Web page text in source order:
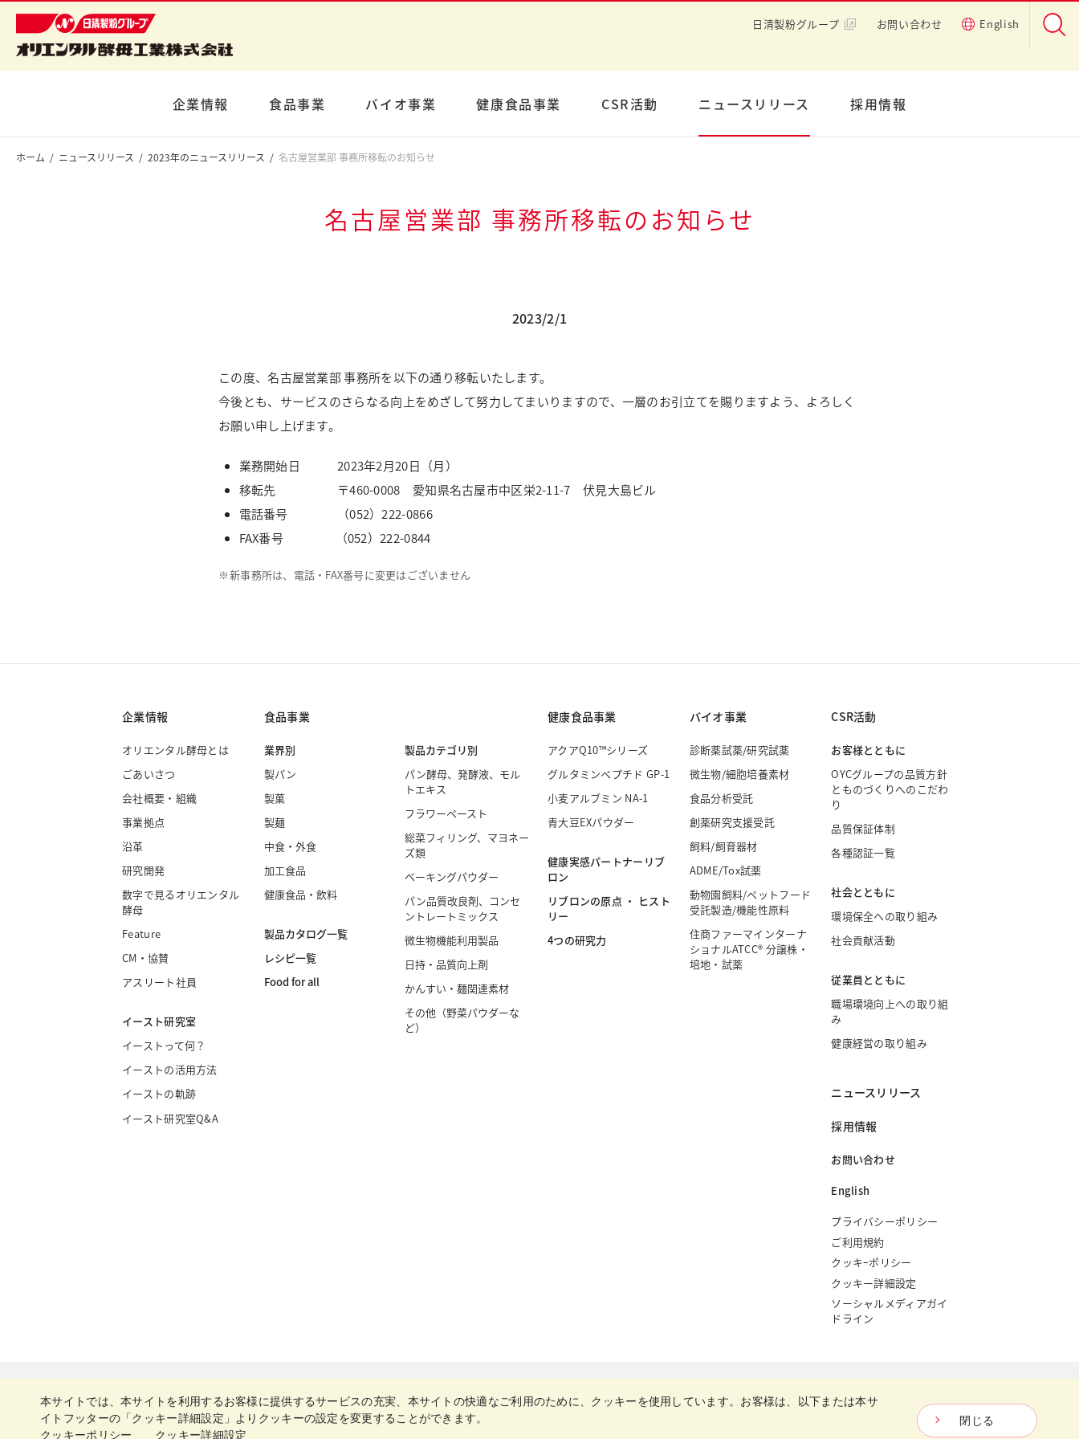
お問い合わせ English
日清製粉グループ
企業情報 食品事業 バイオ事業 健康食品事業 CSR活動 ニュースリリース 採用情報
ホーム ニュースリリース 2023年のニュースリリース 名古屋営業部 事務所移転のお知らせ
名古屋営業部 事務所移転のお知らせ
2023/2/1
この度、名古屋営業部 事務所を以下の通り移転いたします。
今後とも、サービスのさらなる向上をめざして努力してまいりますので、一層のお引立てを賜りますよう、よろしく
お願い申し上げます。
業務開始日 2023年2月20日（月）
移転先 〒460-0008 愛知県名古屋市中区栄2-11-7 伏見大島ビル
電話番号 （052）222-0866
FAX番号 （052）222-0844
※新事務所は、電話・FAX番号に変更はございません
企業情報
オリエンタル酵母とは
ごあいさつ
会社概要・組織
事業拠点
沿革
研究開発
数字で見るオリエンタル
酵母
Feature
CM・協賛
アスリート社員
イースト研究室
イーストって何？
イーストの活用方法
イーストの軌跡
イースト研究室Q&A
食品事業
業界別
製パン
製菓
製麺
中食・外食
加工食品
健康食品・飲料
製品カタログ一覧
レシピ一覧
Food for all
製品カテゴリ別
パン酵母、発酵液、モル
トエキス
フラワーペースト
総菜フィリング、マヨネー
ズ類
ベーキングパウダー
パン品質改良剤、コンセ
ントレートミックス
微生物機能利用製品
日持・品質向上剤
かんすい・麺関連素材
その他（野菜パウダーな
ど）
健康食品事業
アクアQ10™シリーズ
グルタミンペプチド GP-1
小麦アルブミン NA-1
青大豆EXパウダー
健康実感パートナーリブ
ロン
リブロンの原点 ・ ヒスト
リー
4つの研究力
バイオ事業
診断薬試薬/研究試薬
微生物/細胞培養素材
食品分析受託
創薬研究支援受託
飼料/飼育器材
ADME/Tox試薬
動物園飼料/ペットフード
受託製造/機能性原料
住商ファーマインターナ
ショナルATCC® 分譲株・
培地・試薬
CSR活動
お客様とともに
OYCグループの品質方針
とものづくりへのこだわ
り
品質保証体制
各種認証一覧
社会とともに
環境保全への取り組み
社会貢献活動
従業員とともに
職場環境向上への取り組
み
健康経営の取り組み
ニュースリリース
採用情報
お問い合わせ
English
プライバシーポリシー
ご利用規約
クッキｰポリシー
クッキー詳細設定
ソーシャルメディアガイ
ドライン
日清製粉グループ
本サイトでは、本サイトを利用するお客様に提供するサービスの充実、本サイトの快適なご利用のために、クッキーを使用しています。お客様は、以下または本サ
イトフッターの「クッキー詳細設定」よりクッキーの設定を変更することができます。
クッキーポリシー
クッキー詳細設定
閉じる